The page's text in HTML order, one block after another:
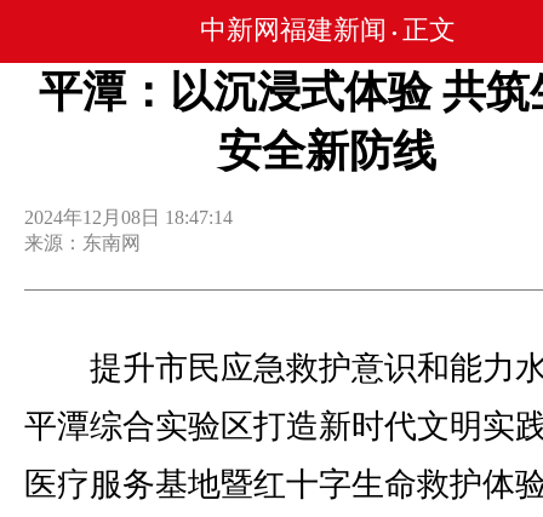
中新网福建新闻 • 正文
平潭：以沉浸式体验 共筑
安全新防线
2024年12月08日 18:47:14
来源：东南网
提升市民应急救护意识和能力
平潭综合实验区打造新时代文明实
医疗服务基地暨红十字生命救护体